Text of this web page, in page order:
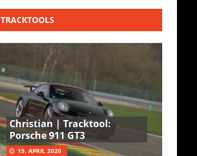
TRACKTOOLS
Christian | Tracktool:
Porsche 911 GT3
15. APRIL 2020